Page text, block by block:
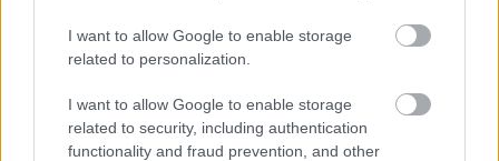
I want to allow Google to enable storage
related to personalization.
I want to allow Google to enable storage
related to security, including authentication
functionality and fraud prevention, and other
επιλέξει μεταξύ τεσσάρων διαφορετικών διατάξεων, οι
χρησιμοποιεί το πολυλειτουργικό τιμόνι για τον έλεγχο
του οχήματος και συστημάτων υποβοήθησης.